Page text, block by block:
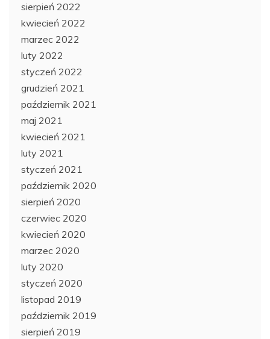
sierpień 2022
kwiecień 2022
marzec 2022
luty 2022
styczeń 2022
grudzień 2021
październik 2021
maj 2021
kwiecień 2021
luty 2021
styczeń 2021
październik 2020
sierpień 2020
czerwiec 2020
kwiecień 2020
marzec 2020
luty 2020
styczeń 2020
listopad 2019
październik 2019
sierpień 2019